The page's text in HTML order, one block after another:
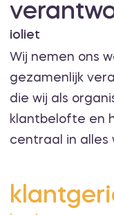
ioliet
Wij nemen ons
gezamenlijk
die wij als
klantbelofte en
centraal in alles